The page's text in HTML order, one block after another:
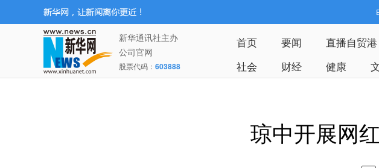
新华通讯社主办
公司官网
股票代码： 603888
首页 要闻 直播自贸港
社会
财经 健康
琼中开展网